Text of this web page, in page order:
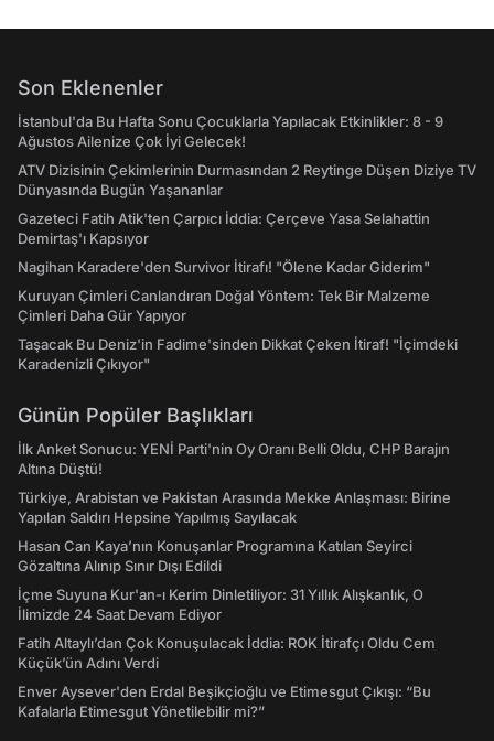
Son Eklenenler
İstanbul'da Bu Hafta Sonu Çocuklarla Yapılacak Etkinlikler: 8 - 9
Ağustos Ailenize Çok İyi Gelecek!
ATV Dizisinin Çekimlerinin Durmasından 2 Reytinge Düşen Diziye TV
Dünyasında Bugün Yaşananlar
Gazeteci Fatih Atik'ten Çarpıcı İddia: Çerçeve Yasa Selahattin
Demirtaş'ı Kapsıyor
Nagihan Karadere'den Survivor İtirafı! "Ölene Kadar Giderim"
Kuruyan Çimleri Canlandıran Doğal Yöntem: Tek Bir Malzeme
Çimleri Daha Gür Yapıyor
Taşacak Bu Deniz'in Fadime'sinden Dikkat Çeken İtiraf! "İçimdeki
Karadenizli Çıkıyor"
Günün Popüler Başlıkları
İlk Anket Sonucu: YENİ Parti'nin Oy Oranı Belli Oldu, CHP Barajın
Altına Düştü!
Türkiye, Arabistan ve Pakistan Arasında Mekke Anlaşması: Birine
Yapılan Saldırı Hepsine Yapılmış Sayılacak
Hasan Can Kaya’nın Konuşanlar Programına Katılan Seyirci
Gözaltına Alınıp Sınır Dışı Edildi
İçme Suyuna Kur'an-ı Kerim Dinletiliyor: 31 Yıllık Alışkanlık, O
İlimizde 24 Saat Devam Ediyor
Fatih Altaylı’dan Çok Konuşulacak İddia: ROK İtirafçı Oldu Cem
Küçük’ün Adını Verdi
Enver Aysever'den Erdal Beşikçioğlu ve Etimesgut Çıkışı: “Bu
Kafalarla Etimesgut Yönetilebilir mi?”